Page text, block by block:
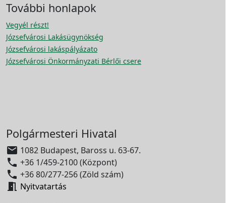
További honlapok
Vegyél részt!
Józsefvárosi Lakásügynökség
Józsefvárosi lakáspályázato
Józsefvárosi Önkormányzati Bérlői csere
Polgármesteri Hivatal
 1082 Budapest, Baross u. 63-67.
 +36 1/459-2100 (Központ)
 +36 80/277-256 (Zöld szám)
 Nyitvatartás